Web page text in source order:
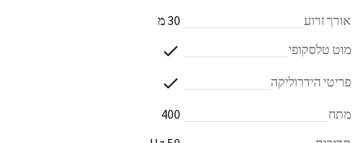
אורך זרוע
30 מ
מוט טלסקופי
פריטי הידרוליקה
מתח
400